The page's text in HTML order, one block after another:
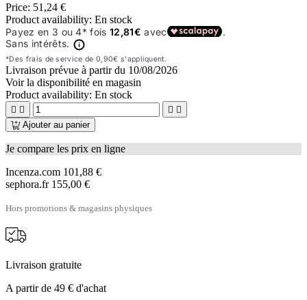
Price: 51,24 €
Product availability: En stock
Livraison prévue à partir du 10/08/2026
Voir la disponibilité en magasin
Product availability: En stock
   
Ajouter au panier
Je compare les prix en ligne
Incenza.com 101,88 €
sephora.fr 155,00 €
Hors promotions & magasins physiques
Livraison gratuite
A partir de 49 € d'achat